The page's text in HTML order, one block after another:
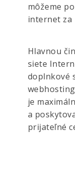
môžeme
internet za
Hlavnou
siete
doplnkové
je
a
prijateľné